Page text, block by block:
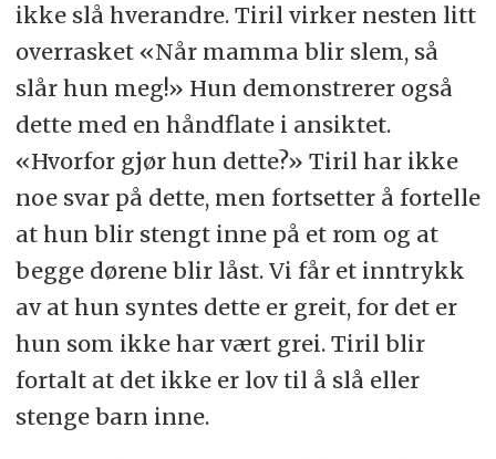
ikke slå hverandre. Tiril virker nesten litt
overrasket «Når mamma blir slem, så
slår hun meg!» Hun demonstrerer også
dette med en håndflate i ansiktet.
«Hvorfor gjør hun dette?» Tiril har ikke
noe svar på dette, men fortsetter å fortelle
at hun blir stengt inne på et rom og at
begge dørene blir låst. Vi får et inntrykk
av at hun syntes dette er greit, for det er
hun som ikke har vært grei. Tiril blir
fortalt at det ikke er lov til å slå eller
stenge barn inne.